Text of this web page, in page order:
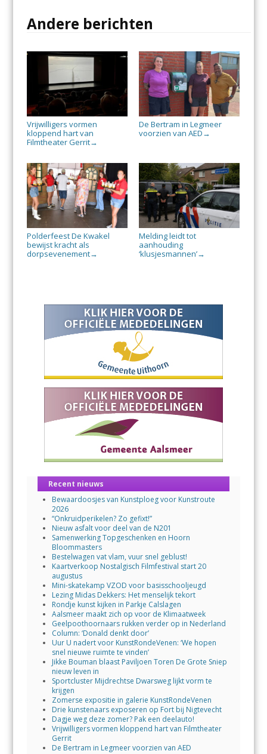
Andere berichten
Vrijwilligers vormen
kloppend hart van
Filmtheater Gerrit→
De Bertram in Legmeer
voorzien van AED →
Polderfeest De Kwakel
bewijst kracht als
dorpsevenement→
Melding leidt tot
aanhouding
‘klusjesmannen’→
Recent nieuws
Bewaardoosjes van Kunstploeg voor Kunstroute
2026
“Onkruidperikelen? Zo gefixt!”
Nieuw asfalt voor deel van de N201
Samenwerking Topgeschenken en Hoorn
Bloommasters
Bestelwagen vat vlam, vuur snel geblust!
Kaartverkoop Nostalgisch Filmfestival start 20
augustus
Mini-skatekamp VZOD voor basisschooljeugd
Lezing Midas Dekkers: Het menselijk tekort
Rondje kunst kijken in Parkje Calslagen
Aalsmeer maakt zich op voor de Klimaatweek
Geelpoothoornaars rukken verder op in Nederland
Column: ‘Donald denkt door’
Uur U nadert voor KunstRondeVenen: ‘We hopen
snel nieuwe ruimte te vinden’
Jikke Bouman blaast Paviljoen Toren De Grote Sniep
nieuw leven in
Sportcluster Mijdrechtse Dwarsweg lijkt vorm te
krijgen
Zomerse expositie in galerie KunstRondeVenen
Drie kunstenaars exposeren op Fort bij Nigtevecht
Dagje weg deze zomer? Pak een deelauto!
Vrijwilligers vormen kloppend hart van Filmtheater
Gerrit
De Bertram in Legmeer voorzien van AED